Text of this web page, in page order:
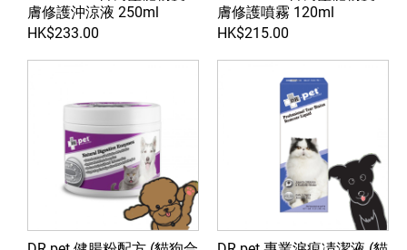
膚修護沖涼液 250ml
HK$233.00
膚修護噴霧 120ml
HK$215.00